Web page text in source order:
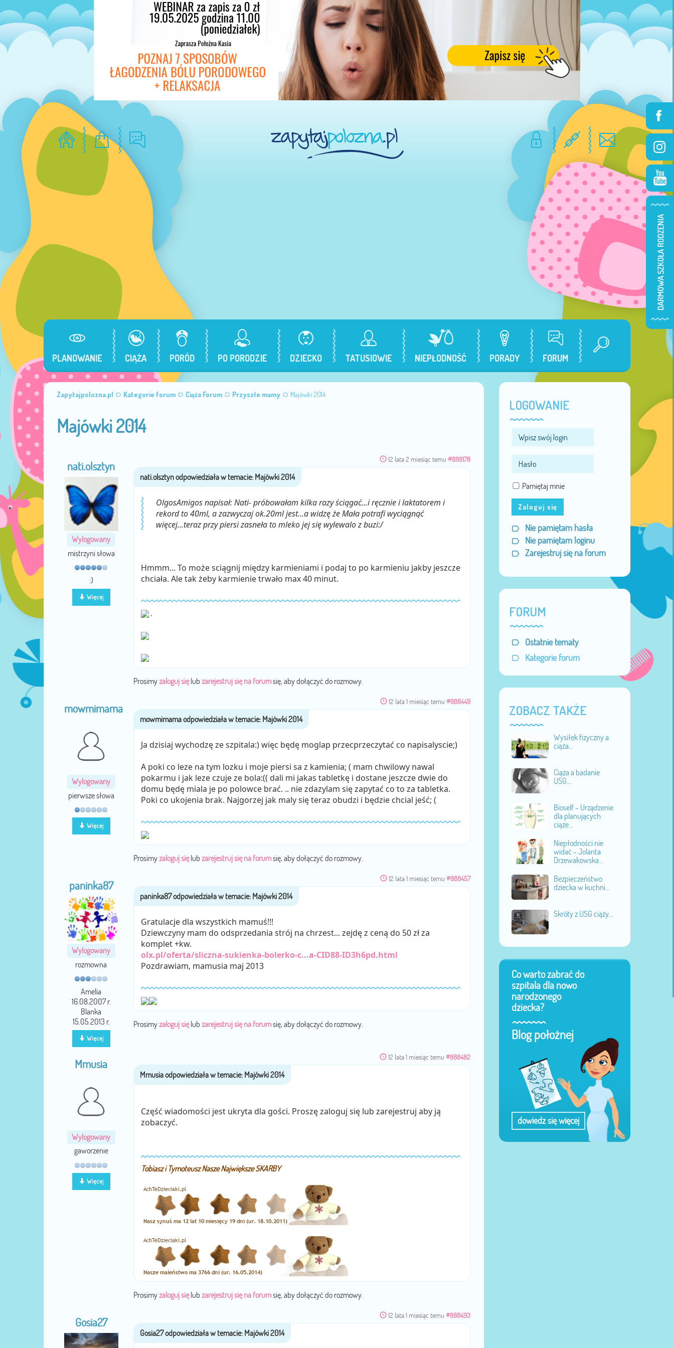
PLANOWANIE CIĄŻA PORÓD PO PORODZIE DZIECKO TATUSIOWIE NIEPŁODNOŚĆ PORADY FORUM
Zapytajpolozna.pl Kategorie forum Ciąża Forum Przyszłe mamy Majówki 2014
Majówki 2014
nati.olsztyn
Wylogowany
mistrzyni słowa
:)
Więcej
12 lata 2 miesiąc temu #888178
OlgosAmigos napisał: Nati- próbowałam kilka razy ściągać...i ręcznie i laktatorem i
rekord to 40ml, a zazwyczaj ok.20ml jest...a widzę że Mała potrafi wyciągnąć
więcej...teraz przy piersi zasneła to mleko jej się wylewalo z buzi:/
Hmmm... To może sciągnij między karmieniami i podaj to po karmieniu jakby jeszcze
chciała. Ale tak żeby karmienie trwało max 40 minut.
,
Prosimyzaloguj sięlub zarejestruj się na forumsię, aby dołączyć do rozmowy.
mowmimama
Wylogowany
pierwsze słowa
Więcej
12 lata 1 miesiąc temu #888449
Ja dzisiaj wychodzę ze szpitala:) więc będę moglap przecprzeczytać co napisalyscie;)
A poki co leze na tym lozku i moje piersi sa z kamienia; ( mam chwilowy nawal
pokarmu i jak leze czuje ze bola:(( dali mi jakas tabletkę i dostane jeszcze dwie do
domu będę miala je po polowce brać. .. nie zdazylam się zapytać co to za tabletka.
Poki co ukojenia brak. Najgorzej jak maly się teraz obudzi i będzie chcial jeść; (
Prosimyzaloguj sięlub zarejestruj się na forumsię, aby dołączyć do rozmowy.
paninka87
Wylogowany
rozmowna
Amelia
16.08.2007 r.
Blanka
15.05.2013 r.
Więcej
12 lata 1 miesiąc temu #888457
Gratulacje dla wszystkich mamuś!!!
Dziewczyny mam do odsprzedania strój na chrzest... zejdę z ceną do 50 zł za
komplet +kw.
olx.pl/oferta/sliczna-sukienka-bolerko-c...a-CID88-ID3h6pd.html
Pozdrawiam, mamusia maj 2013
Prosimyzaloguj sięlub zarejestruj się na forumsię, aby dołączyć do rozmowy.
Mmusia
Wylogowany
gaworzenie
Więcej
12 lata 1 miesiąc temu #888482
Część wiadomości jest ukryta dla gości. Proszę zaloguj się lub zarejestruj aby ją
zobaczyć.
Tobiasz i Tymoteusz Nasze Największe SKARBY
Prosimyzaloguj sięlub zarejestruj się na forumsię, aby dołączyć do rozmowy.
Gosia27
12 lata 1 miesiąc temu #888493
LOGOWANIE
Pamiętaj mnie
Zaloguj się
Nie pamiętam hasła
Nie pamiętam loginu
Zarejestruj się na forum
FORUM
Ostatnie tematy
Kategorie forum
ZOBACZ TAKŻE
Wysiłek fizyczny a
ciąża...
Ciąża a badanie
USG...
Bioself - Urządzenie
dla planujących
ciąże...
Niepłodności nie
widać - Jolanta
Drzewakowska...
Bezpieczeństwo
dziecka w kuchni...
Skróty z USG ciąży...
Co warto zabrać do
szpitala dla nowo
narodzonego
dziecka?
Blog położnej
dowiedz się więcej